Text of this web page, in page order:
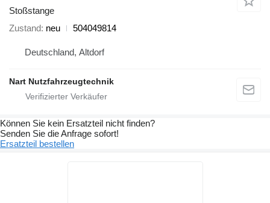
Stoßstange
Zustand neu 504049814
Deutschland, Altdorf
Nart Nutzfahrzeugtechnik
Können Sie kein Ersatzteil nicht finden?
Senden Sie die Anfrage sofort!
Ersatzteil bestellen